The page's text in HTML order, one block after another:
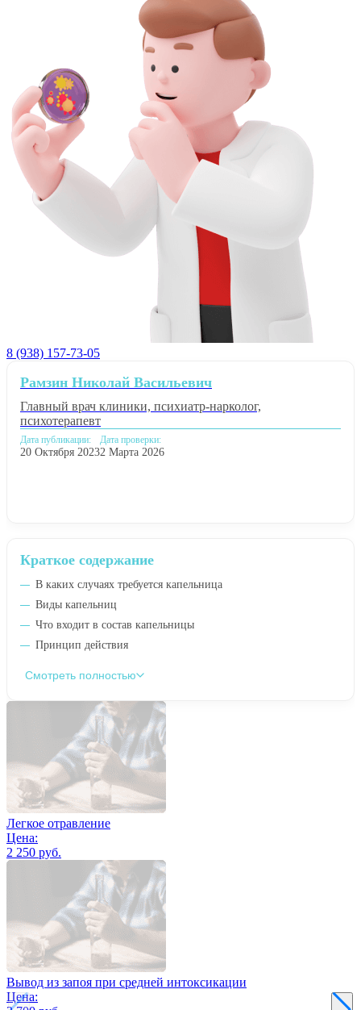
8 (938) 157-73-05
Краткое содержание
В каких случаях требуется капельница
Виды капельниц
Что входит в состав капельницы
Принцип действия
Смотреть полностью
Рамзин Николай Васильевич
Главный врач клиники, психиатр-нарколог,
психотерапевт
Дата публикации:
20 Октября 2023
Дата проверки:
2 Марта 2026
Легкое отравление
Цена:
2 250 руб.
Вывод из запоя при средней интоксикации
Цена: